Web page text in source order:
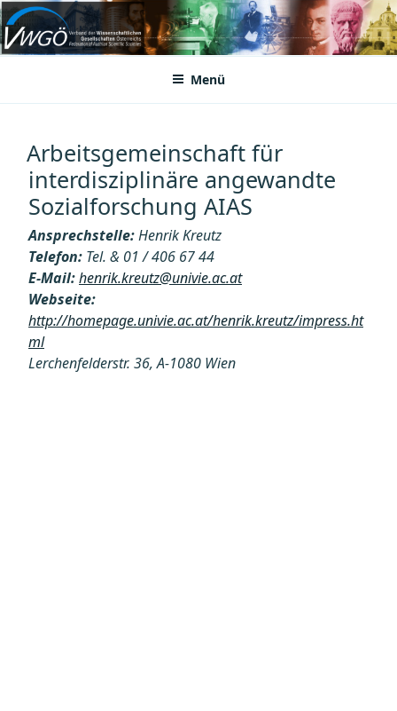
Zum
Inhalt
springenVWGÖ
Federation of Austrian Scientific Societies
Menü
Arbeitsgemeinschaft für
interdisziplinäre angewandte
Sozialforschung AIAS
Ansprechstelle:Henrik Kreutz
Telefon: Tel. & 01 / 406 67 44
E-Mail:henrik.kreutz@univie.ac.at
Webseite:
http://homepage.univie.ac.at/henrik.kreutz/impress.ht
ml
Lerchenfelderstr. 36, A-1080 Wien